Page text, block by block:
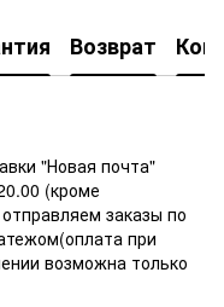
Возврат
"Новая почта"
(кроме
заказы по
при
возможна только